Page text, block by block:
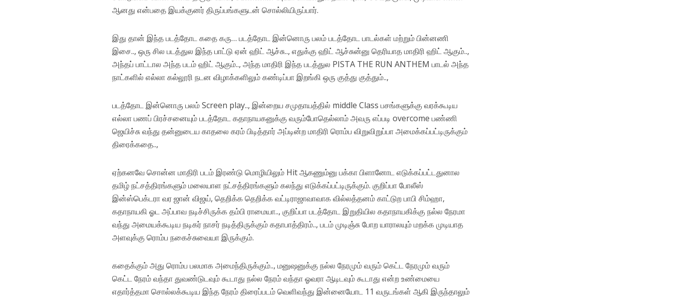
ஆனது என்பதை இயக்குனர் திருப்பங்களுடன் சொல்லியிருப்பார்.
இது தான் இந்த படத்தோட கதை கரு… படத்தோட இன்னொரு பலம் படத்தோட பாடல்கள் மற்றும் பின்னணி
இசை.., ஒரு சில படத்துல இந்த பாட்டு ஏன் ஹிட் ஆச்சு.., எதுக்கு ஹிட் ஆச்சுன்னு தெரியாத மாதிரி ஹிட் ஆகும்..,
அந்தப் பாட்டால அந்த படம் ஹிட் ஆகும்.., அந்த மாதிரி இந்த படத்துல PISTA THE RUN ANTHEM பாடல் அந்த
நாட்களில் எல்லா கல்லூரி நடன விழாக்களிலும் கண்டிப்பா இறங்கி ஒரு குத்து குத்தும்..,
படத்தோட இன்னொரு பலம் Screen play.., இன்றைய சமுதாயத்தில் middle Class பசங்களுக்கு வரக்கூடிய
எல்லா பணப் பிரச்சனையும் படத்தோட கதாநாயகனுக்கு வரும்போதெல்லாம் அவரு எப்படி overcome பண்ணி
ஜெயிச்சு வந்து தன்னுடைய காதலை கரம் பிடித்தார் அப்டின்ற மாதிரி ரொம்ப விறுவிறுப்பா அமைக்கப்பட்டிருக்கும்
திரைக்கதை..,
ஏற்கனவே சொன்ன மாதிரி படம் இரண்டு மொழியிலும் Hit ஆகணும்னு பக்கா பிளானோட எடுக்கப்பட்டதுனால
தமிழ் நட்சத்திரங்களும் மலையாள நட்சத்திரங்களும் கலந்து எடுக்கப்பட்டிருக்கும். குறிப்பா போலீஸ்
இன்ஸ்பெக்டரா வர ஜான் விஜய், தெறிக்க தெறிக்க வட்டிராஜாவாவாக வில்லத்தனம் காட்டுற பாபி சிம்ஹா,
கதாநாயகி ஓட அப்பாவ நடிச்சிருக்க தம்பி ராமையா.., குறிப்பா படத்தோட இறுதியில கதாநாயகிக்கு நல்ல நேரமா
வந்து அமையக்கூடிய நடிகர் நாசர் நடித்திருக்கும் கதாபாத்திரம்.., படம் முடிஞ்சு போற யாராலயும் மறக்க முடியாத
அளவுக்கு ரொம்ப நகைச்சுவையா இருக்கும்.
கதைக்கும் அது ரொம்ப பலமாக அமைந்திருக்கும்.., மனுஷனுக்கு நல்ல நேரமும் வரும் கெட்ட நேரமும் வரும்
கெட்ட நேரம் வந்தா துவண்டுடவும் கூடாது நல்ல நேரம் வந்தா ஓவரா ஆடிடவும் கூடாது என்ற உண்மையை
எதார்த்தமா சொல்லக்கூடிய இந்த நேரம் திரைப்படம் வெளிவந்து இன்னையோட 11 வருடங்கள் ஆகி இருந்தாலும்